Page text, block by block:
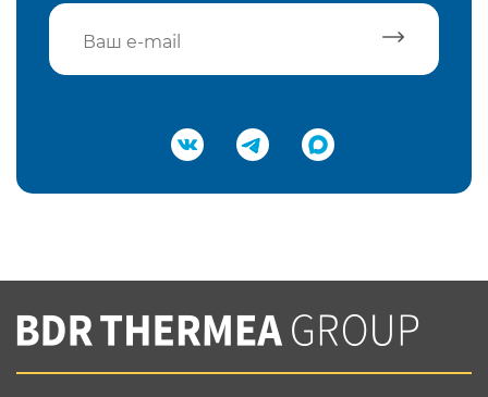
Подтвердить e-mail
Вы соглашаетесь с нашей политикой
конфеденциальности